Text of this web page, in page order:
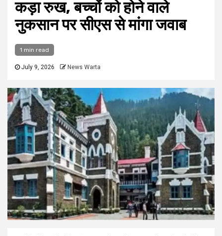
कड़ा रुख, बच्चों को होने वाले
नुकसान पर सीएस से मांगा जवाब
1 min read
July 9, 2026 News Warta